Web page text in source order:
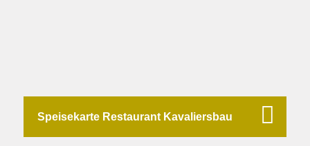
Speisekarte Restaurant Kavaliersbau